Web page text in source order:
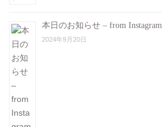
本日のお知らせ – from Instagram
2024年9月20日